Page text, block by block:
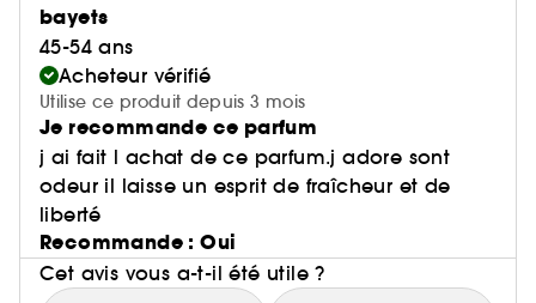
bayets
45-54 ans
Acheteur vérifié
Utilise ce produit depuis 3 mois
Je recommande ce parfum
j ai fait l achat de ce parfum.j adore sont
odeur il laisse un esprit de fraîcheur et de
liberté
Recommande : Oui
Cet avis vous a-t-il été utile ?